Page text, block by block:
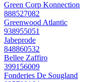
Green Corp Konnection
888527082
Greenwood Atlantic
938955051
Jabeprode
848860532
Bellee Zaffiro
399156009
Fonderies De Sougland